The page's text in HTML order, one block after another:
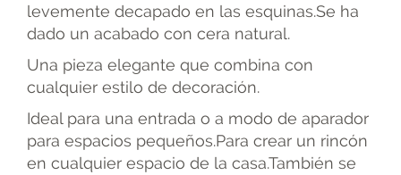
levemente decapado en las esquinas.Se ha
dado un acabado con cera natural.
Una pieza elegante que combina con
cualquier estilo de decoración.
Ideal para una entrada o a modo de aparador
para espacios pequeños.Para crear un rincón
en cualquier espacio de la casa.También se